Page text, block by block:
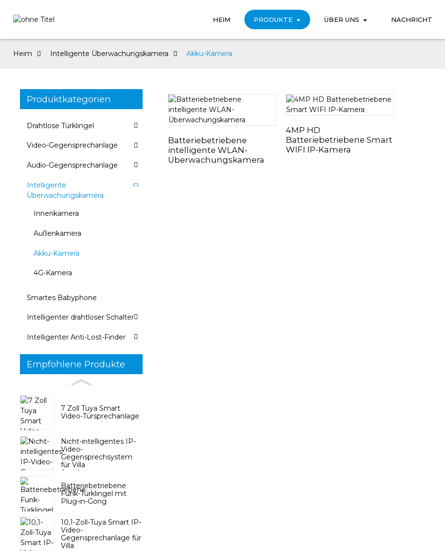
HEIM PRODUKTE ÜBER UNS NACHRICHT
Heim Intelligente Überwachungskamera Akku-Kamera
Produktkategorien
Drahtlose Türklingel
Video-Gegensprechanlage
Audio-Gegensprechanlage
Intelligente
Überwachungskamera
Innenkamera
Außenkamera
Akku-Kamera
4G-Kamera
Smartes Babyphone
Intelligenter drahtloser Schalter
Intelligenter Anti-Lost-Finder
Empfohlene Produkte
7 Zoll Tuya Smart
Video-Türsprechanlage
Nicht-intelligentes IP-
Video-
Gegensprechsystem
für Villa
Batteriebetriebene
Funk-Türklingel mit
Plug-in-Gong
10,1-Zoll-Tuya Smart IP-
Video-
Gegensprechanlage für
Villa
Batteriebetriebene
intelligente WLAN-
Überwachungskamera
4MP HD
Batteriebetriebene Smart
WIFI IP-Kamera